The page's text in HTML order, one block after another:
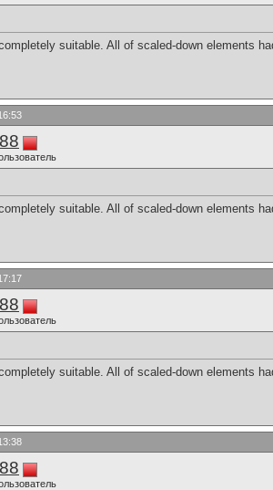
suitable. All of scaled-down elements
suitable. All of scaled-down elements
suitable. All of scaled-down elements